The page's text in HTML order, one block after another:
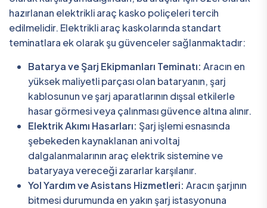
hazırlanan elektrikli araç kasko poliçeleri tercih
edilmelidir. Elektrikli araç kaskolarında standart
teminatlara ek olarak şu güvenceler sağlanmaktadır:
Batarya ve Şarj Ekipmanları Teminatı: Aracın en
yüksek maliyetli parçası olan bataryanın, şarj
kablosunun ve şarj aparatlarının dışsal etkilerle
hasar görmesi veya çalınması güvence altına alınır.
Elektrik Akımı Hasarları: Şarj işlemi esnasında
şebekeden kaynaklanan ani voltaj
dalgalanmalarının araç elektrik sistemine ve
bataryaya vereceği zararlar karşılanır.
Yol Yardım ve Asistans Hizmetleri: Aracın şarjının
bitmesi durumunda en yakın şarj istasyonuna